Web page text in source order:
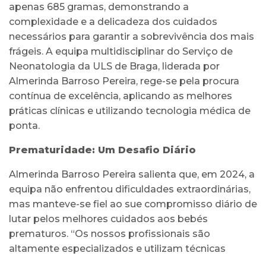
apenas 685 gramas, demonstrando a
complexidade e a delicadeza dos cuidados
necessários para garantir a sobrevivência dos mais
frágeis. A equipa multidisciplinar do Serviço de
Neonatologia da ULS de Braga, liderada por
Almerinda Barroso Pereira, rege-se pela procura
contínua de excelência, aplicando as melhores
práticas clínicas e utilizando tecnologia médica de
ponta.
Prematuridade: Um Desafio Diário
Almerinda Barroso Pereira salienta que, em 2024, a
equipa não enfrentou dificuldades extraordinárias,
mas manteve-se fiel ao sue compromisso diário de
lutar pelos melhores cuidados aos bebés
prematuros. “Os nossos profissionais são
altamente especializados e utilizam técnicas